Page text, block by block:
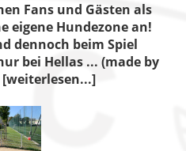
Fans und Gästen als
eigene Hundezone an!
dennoch beim Spiel
bei Hellas ... (made by
[weiterlesen...]